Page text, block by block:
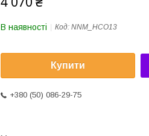
В наявності Код: NNM_HCO13
Купити
+380 (50) 086-29-75